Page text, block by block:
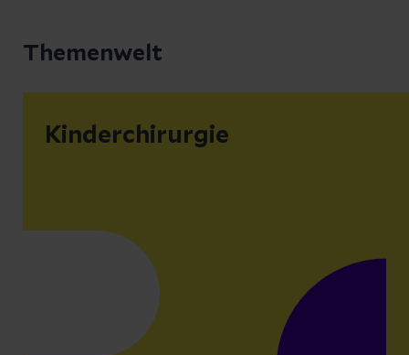
Themenwelt
Kinderchirurgie